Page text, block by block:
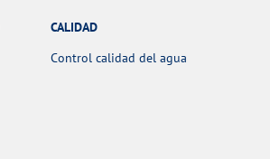
CALIDAD
Control calidad del agua